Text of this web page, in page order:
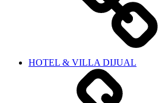
HOTEL & VILLA DIJUAL